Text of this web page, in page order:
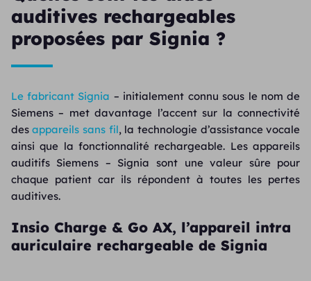
auditives rechargeables
proposées par Signia ?
Le fabricant Signia – initialement connu sous le nom de
Siemens – met davantage l’accent sur la connectivité
desappareils sans fil, la technologie d’assistance vocale
ainsi que la fonctionnalité rechargeable. Les appareils
auditifs Siemens – Signia sont une valeur sûre pour
chaque patient car ils répondent à toutes les pertes
auditives.
Insio Charge & Go AX, l’appareil intra
auriculaire rechargeable de Signia